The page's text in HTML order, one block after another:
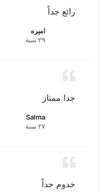
رائع جداً
اميره
٢٩ سنة
جدا ممتاز
Salma
٢٧ سنة
خدوم جداً